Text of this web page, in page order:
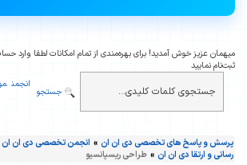
میهمان عزیز خوش آمدید! برای بهره‌مندی از تمام امکانات لطفا وارد
ثبت‌نام نمایید
انجمن
جستجو
پرسش و پاسخ های تخصصی دی ان ان » انجمن تخصصی دی ان ان
رسانی و ارتقا دی ان ان » طراحی ریسپانسیو